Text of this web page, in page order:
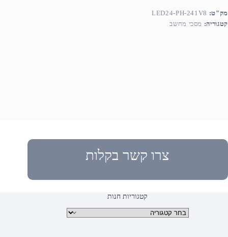
מק"ט: LED24-PH-241V8
קטגוריה: מסכי מחשב
צרו קשר בקלות
קטגוריות חנות
קטגוריות מוצרים